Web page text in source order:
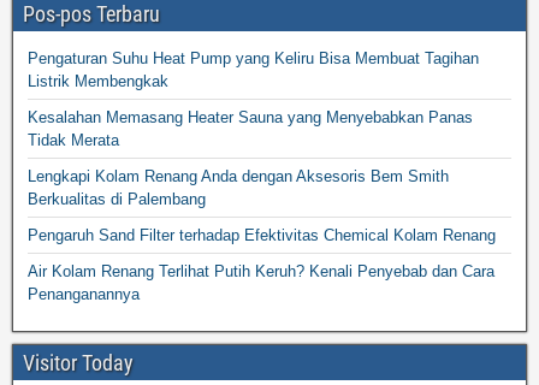
Pos-pos Terbaru
Pengaturan Suhu Heat Pump yang Keliru Bisa Membuat Tagihan
Listrik Membengkak
Kesalahan Memasang Heater Sauna yang Menyebabkan Panas
Tidak Merata
Lengkapi Kolam Renang Anda dengan Aksesoris Bem Smith
Berkualitas di Palembang
Pengaruh Sand Filter terhadap Efektivitas Chemical Kolam Renang
Air Kolam Renang Terlihat Putih Keruh? Kenali Penyebab dan Cara
Penanganannya
Visitor Today